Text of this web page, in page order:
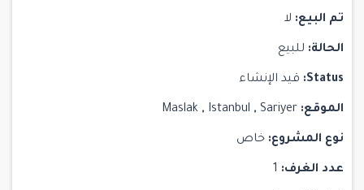
تم البيع:
الحالة:
Status: قيد الإنشاء
الموقع: Maslak , Istanbul , Sariyer
نوع المشروع: خاص
عدد الغرف: